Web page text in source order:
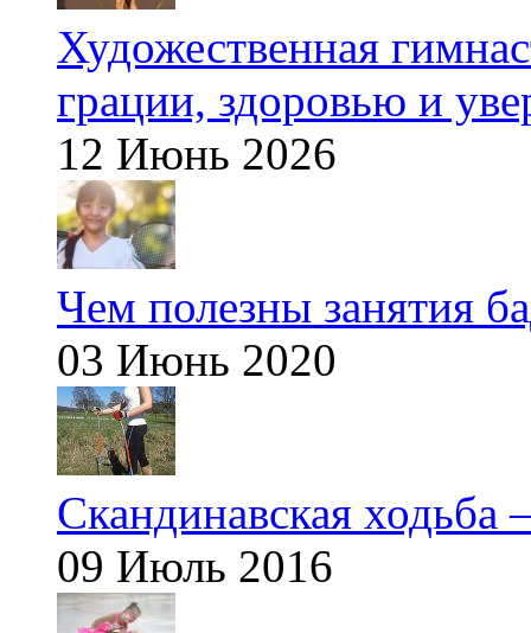
Художественная
грации, здоровью и
12 Июнь 2026
Чем полезны занятия
03 Июнь 2020
Скандинавская ходьба
09 Июль 2016